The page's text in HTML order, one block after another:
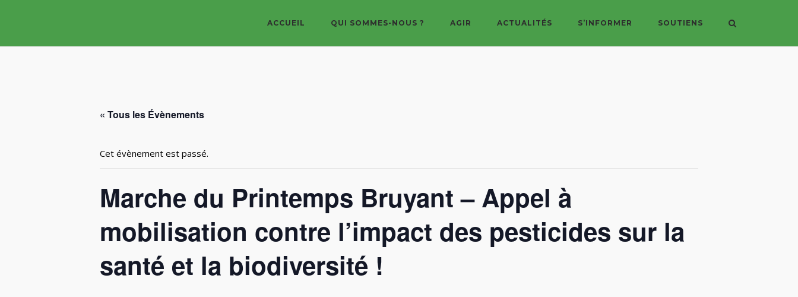
ACCUEIL QUI SOMMES-NOUS ? AGIR ACTUALITÉS S’INFORMER SOUTIENS
« Tous les Évènements
Cet évènement est passé.
Marche du Printemps Bruyant – Appel à
mobilisation contre l’impact des pesticides sur la
santé et la biodiversité !